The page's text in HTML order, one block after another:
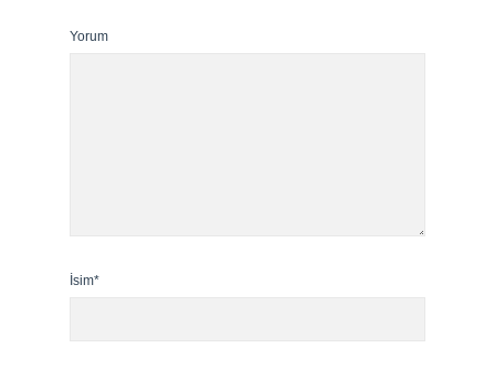
Yorum
İsim*